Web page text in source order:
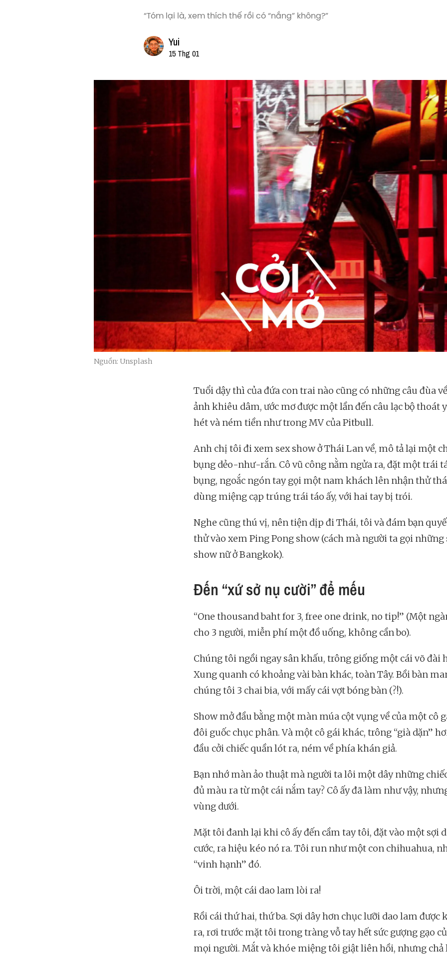
“Tóm lại là, xem thích thế rồi có “nắng” không?”
Yui
15 Thg 01
Nguồn: Unsplash
Tuổi dậy thì của đứa con trai nào cũng có những câu đùa
ảnh khiêu dâm, ước mơ được một lần đến câu lạc bộ thoát
hét và ném tiền như trong MV của Pitbull.
Anh chị tôi đi xem sex show ở Thái Lan về, mô tả lại một
bụng dẻo-như-rắn. Cô vũ công nằm ngửa ra, đặt một trái
bụng, ngoắc ngón tay gọi một nam khách lên nhận thử
dùng miệng cạp trúng trái táo ấy, với hai tay bị trói.
Nghe cũng thú vị, nên tiện dịp đi Thái, tôi và đám bạn
thử vào xem Ping Pong show (cách mà người ta gọi những
show nữ ở Bangkok).
Đến “xứ sở nụ cười” để mếu
“One thousand baht for 3, free one drink, no tip!” (Một
cho 3 người, miễn phí một đồ uống, không cần bo).
Chúng tôi ngồi ngay sân khấu, trông giống một cái võ đài
Xung quanh có khoảng vài bàn khác, toàn Tây. Bồi bàn
chúng tôi 3 chai bia, với mấy cái vợt bóng bàn (?!).
Show mở đầu bằng một màn múa cột vụng về của một cô
đôi guốc chục phân. Và một cô gái khác, trông “già dặn”
đầu cởi chiếc quần lót ra, ném về phía khán giả.
Bạn nhớ màn ảo thuật mà người ta lôi một dây những
đủ màu ra từ một cái nắm tay? Cô ấy đã làm như vậy,
vùng dưới.
Mặt tôi đanh lại khi cô ấy đến cầm tay tôi, đặt vào một sợi
cước, ra hiệu kéo nó ra. Tôi run như một con chihuahua,
“vinh hạnh” đó.
Ôi trời, một cái dao lam lòi ra!
Rồi cái thứ hai, thứ ba. Sợi dây hơn chục lưỡi dao lam được
ra, rơi trước mặt tôi trong tràng vỗ tay hết sức gượng gạo
mọi người. Mắt và khóe miệng tôi giật liên hồi, nhưng chả